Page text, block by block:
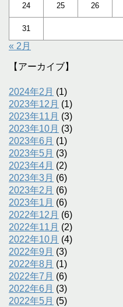
24 25 26
31
« 2月
【アーカイブ】
2024年2月 (1)
2023年12月 (1)
2023年11月 (3)
2023年10月 (3)
2023年6月 (1)
2023年5月 (3)
2023年4月 (2)
2023年3月 (6)
2023年2月 (6)
2023年1月 (6)
2022年12月 (6)
2022年11月 (2)
2022年10月 (4)
2022年9月 (3)
2022年8月 (1)
2022年7月 (6)
2022年6月 (3)
2022年5月 (5)